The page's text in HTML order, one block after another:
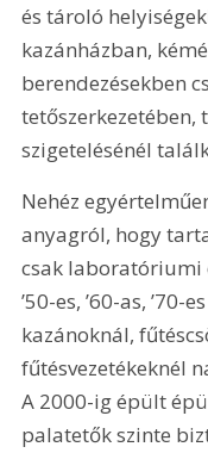
és tároló
kazánházban,
berendezésekben
tetőszerkezetében,
szigetelésénél
Nehéz
anyagról, hogy
csak laboratóriumi
’50-es, ’60-as,
kazánoknál,
fűtésvezetékeknél
A 2000-ig épült
palatetők szinte